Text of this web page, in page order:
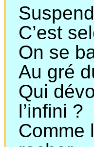
C’est
On se
Au gré
Qui
l’infini ?
Comme